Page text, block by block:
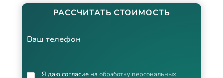
РАССЧИТАТЬ СТОИМОСТЬ
Ваш телефон
Я даю согласие на обработку персональных